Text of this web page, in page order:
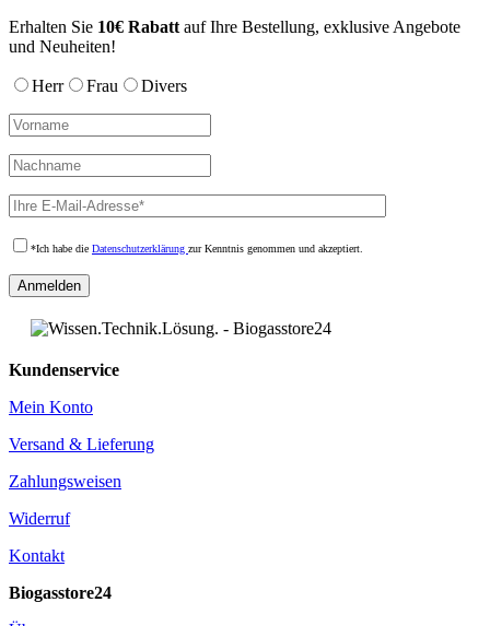
Erhalten Sie 10€ Rabatt auf Ihre Bestellung, exklusive Angebote
und Neuheiten!
Herr Frau Divers
*Ich habe die Datenschutzerklärung zur Kenntnis genommen und akzeptiert.
Kundenservice
Mein Konto
Versand & Lieferung
Zahlungsweisen
Widerruf
Kontakt
Biogasstore24